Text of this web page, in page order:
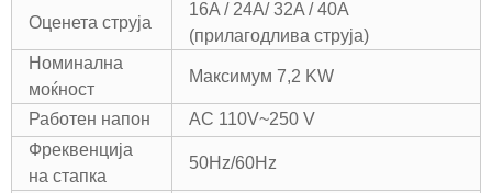
Оценета струја
16A / 24A/ 32A / 40A
(прилагодлива струја)
Номинална
моќност
Максимум 7,2 KW
Работен напон
AC 110V~250 V
Фреквенција
на стапка
50Hz/60Hz